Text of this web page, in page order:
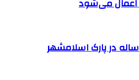
اعمال می‌شود